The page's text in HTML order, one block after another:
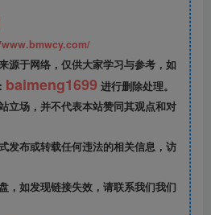
源于网络，仅供大家学习与参考，如
baimeng1699 进行删除处理。
立场，并不代表本站赞同其观点和对
发布或转载任何违法的相关信息，访
，如发现链接失效，请联系我们我们